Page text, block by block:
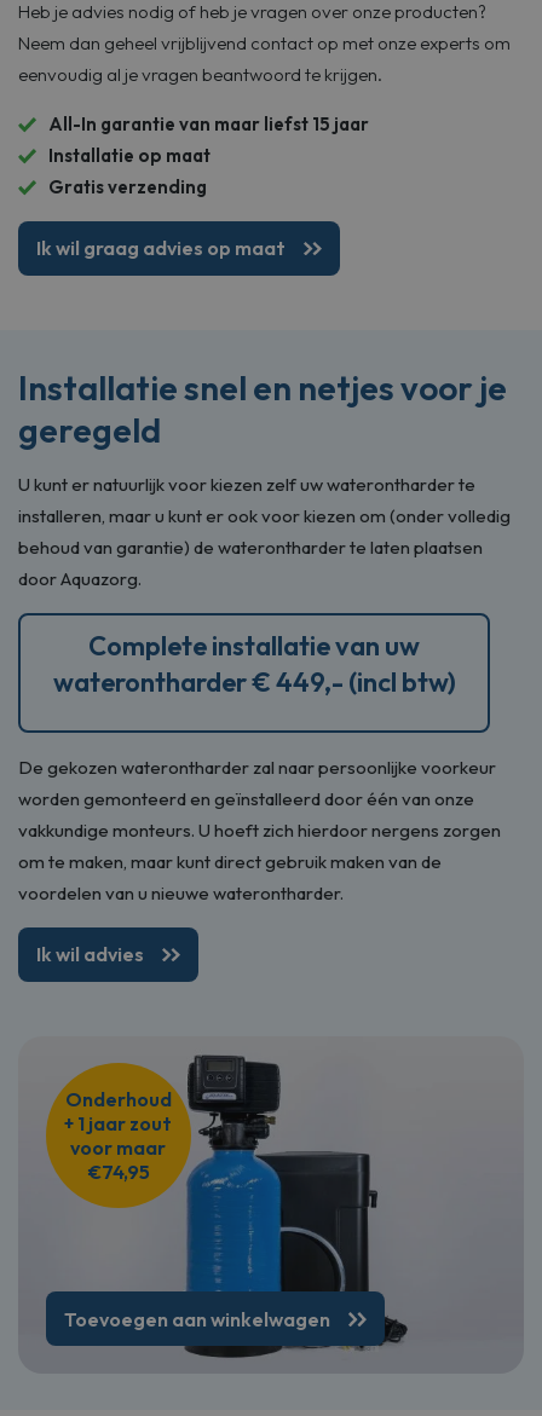
Heb je advies nodig of heb je vragen over onze producten?
Neem dan geheel vrijblijvend contact op met onze experts om
eenvoudig al je vragen beantwoord te krijgen.
All-In garantie van maar liefst 15 jaar
Installatie op maat
Gratis verzending
Ik wil graag advies op maat
Installatie snel en netjes voor je
geregeld
U kunt er natuurlijk voor kiezen zelf uw waterontharder te
installeren, maar u kunt er ook voor kiezen om (onder volledig
behoud van garantie) de waterontharder te laten plaatsen
door Aquazorg.
Complete installatie van uw
waterontharder € 449,- (incl btw)
De gekozen waterontharder zal naar persoonlijke voorkeur
worden gemonteerd en geïnstalleerd door één van onze
vakkundige monteurs. U hoeft zich hierdoor nergens zorgen
om te maken, maar kunt direct gebruik maken van de
voordelen van u nieuwe waterontharder.
Ik wil advies
Onderhoud
+ 1 jaar zout
voor maar
€74,95
Toevoegen aan winkelwagen
nummer toe te
wijzen als klant-ID.
Het is opgenomen in